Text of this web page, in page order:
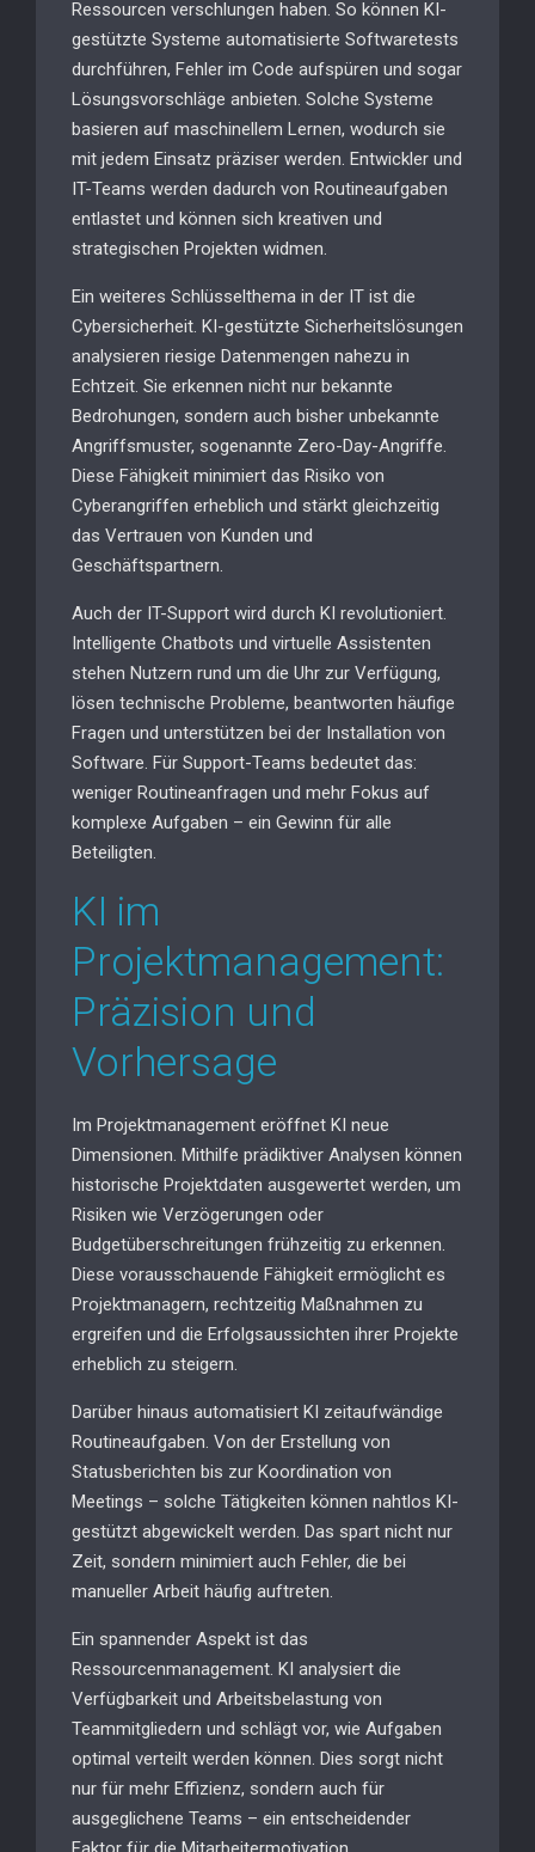
Ressourcen verschlungen haben. So können KI-
gestützte Systeme automatisierte Softwaretests
durchführen, Fehler im Code aufspüren und sogar
Lösungsvorschläge anbieten. Solche Systeme
basieren auf maschinellem Lernen, wodurch sie
mit jedem Einsatz präziser werden. Entwickler und
IT-Teams werden dadurch von Routineaufgaben
entlastet und können sich kreativen und
strategischen Projekten widmen.
Ein weiteres Schlüsselthema in der IT ist die
Cybersicherheit. KI-gestützte Sicherheitslösungen
analysieren riesige Datenmengen nahezu in
Echtzeit. Sie erkennen nicht nur bekannte
Bedrohungen, sondern auch bisher unbekannte
Angriffsmuster, sogenannte Zero-Day-Angriffe.
Diese Fähigkeit minimiert das Risiko von
Cyberangriffen erheblich und stärkt gleichzeitig
das Vertrauen von Kunden und
Geschäftspartnern.
Auch der IT-Support wird durch KI revolutioniert.
Intelligente Chatbots und virtuelle Assistenten
stehen Nutzern rund um die Uhr zur Verfügung,
lösen technische Probleme, beantworten häufige
Fragen und unterstützen bei der Installation von
Software. Für Support-Teams bedeutet das:
weniger Routineanfragen und mehr Fokus auf
komplexe Aufgaben – ein Gewinn für alle
Beteiligten.
KI im
Projektmanagement:
Präzision und
Vorhersage
Im Projektmanagement eröffnet KI neue
Dimensionen. Mithilfe prädiktiver Analysen können
historische Projektdaten ausgewertet werden, um
Risiken wie Verzögerungen oder
Budgetüberschreitungen frühzeitig zu erkennen.
Diese vorausschauende Fähigkeit ermöglicht es
Projektmanagern, rechtzeitig Maßnahmen zu
ergreifen und die Erfolgsaussichten ihrer Projekte
erheblich zu steigern.
Darüber hinaus automatisiert KI zeitaufwändige
Routineaufgaben. Von der Erstellung von
Statusberichten bis zur Koordination von
Meetings – solche Tätigkeiten können nahtlos KI-
gestützt abgewickelt werden. Das spart nicht nur
Zeit, sondern minimiert auch Fehler, die bei
manueller Arbeit häufig auftreten.
Ein spannender Aspekt ist das
Ressourcenmanagement. KI analysiert die
Verfügbarkeit und Arbeitsbelastung von
Teammitgliedern und schlägt vor, wie Aufgaben
optimal verteilt werden können. Dies sorgt nicht
nur für mehr Effizienz, sondern auch für
ausgeglichene Teams – ein entscheidender